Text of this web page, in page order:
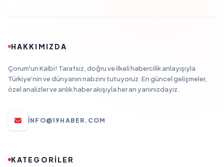
HAKKIMIZDA
Çorum'un Kalbi! Tarafsız, doğru ve ilkeli habercilik anlayışıyla
Türkiye'nin ve dünyanın nabzını tutuyoruz. En güncel gelişmeler,
özel analizler ve anlık haber akışıyla her an yanınızdayız.
INFO@19HABER.COM
KATEGORİLER